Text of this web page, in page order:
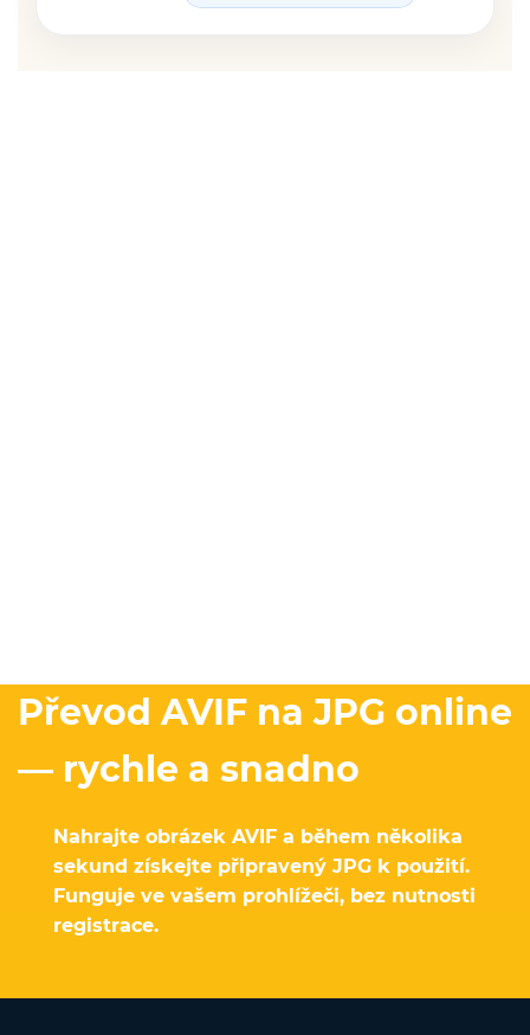
Převod AVIF na JPG online
— rychle a snadno
Nahrajte obrázek AVIF a během několika
sekund získejte připravený JPG k použití.
Funguje ve vašem prohlížeči, bez nutnosti
registrace.